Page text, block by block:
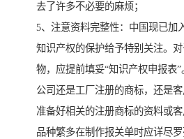
去了许多不必要的麻烦；
5、注意资料完整性：中国现已加
知识产权的保护给予特别关注。
物，应提前填妥“知识产权申报表
公司还是工厂注册的商标，还是
准备好相关的注册商标的资料或
品种繁多在制作报关单时应详尽罗